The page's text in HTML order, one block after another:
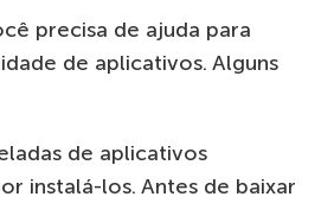
precisa de ajuda para
de aplicativos. Alguns
de aplicativos
instalá-los. Antes de baixar